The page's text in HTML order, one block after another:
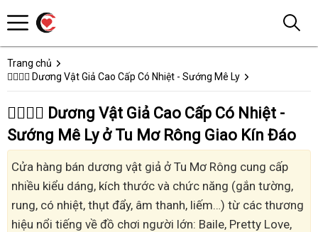
Trang chủ
👩‍❤️‍💋‍👨 Dương Vật Giả Cao Cấp Có Nhiệt - Sướng Mê Ly
👩‍❤️‍💋‍👨 Dương Vật Giả Cao Cấp Có Nhiệt -
Sướng Mê Ly ở Tu Mơ Rông Giao Kín Đáo
Cửa hàng bán dương vật giả ở Tu Mơ Rông cung cấp
nhiều kiểu dáng, kích thước và chức năng (gắn tường,
rung, có nhiệt, thụt đẩy, âm thanh, liếm…) từ các thương
hiệu nổi tiếng về đồ chơi người lớn: Baile, Pretty Love,